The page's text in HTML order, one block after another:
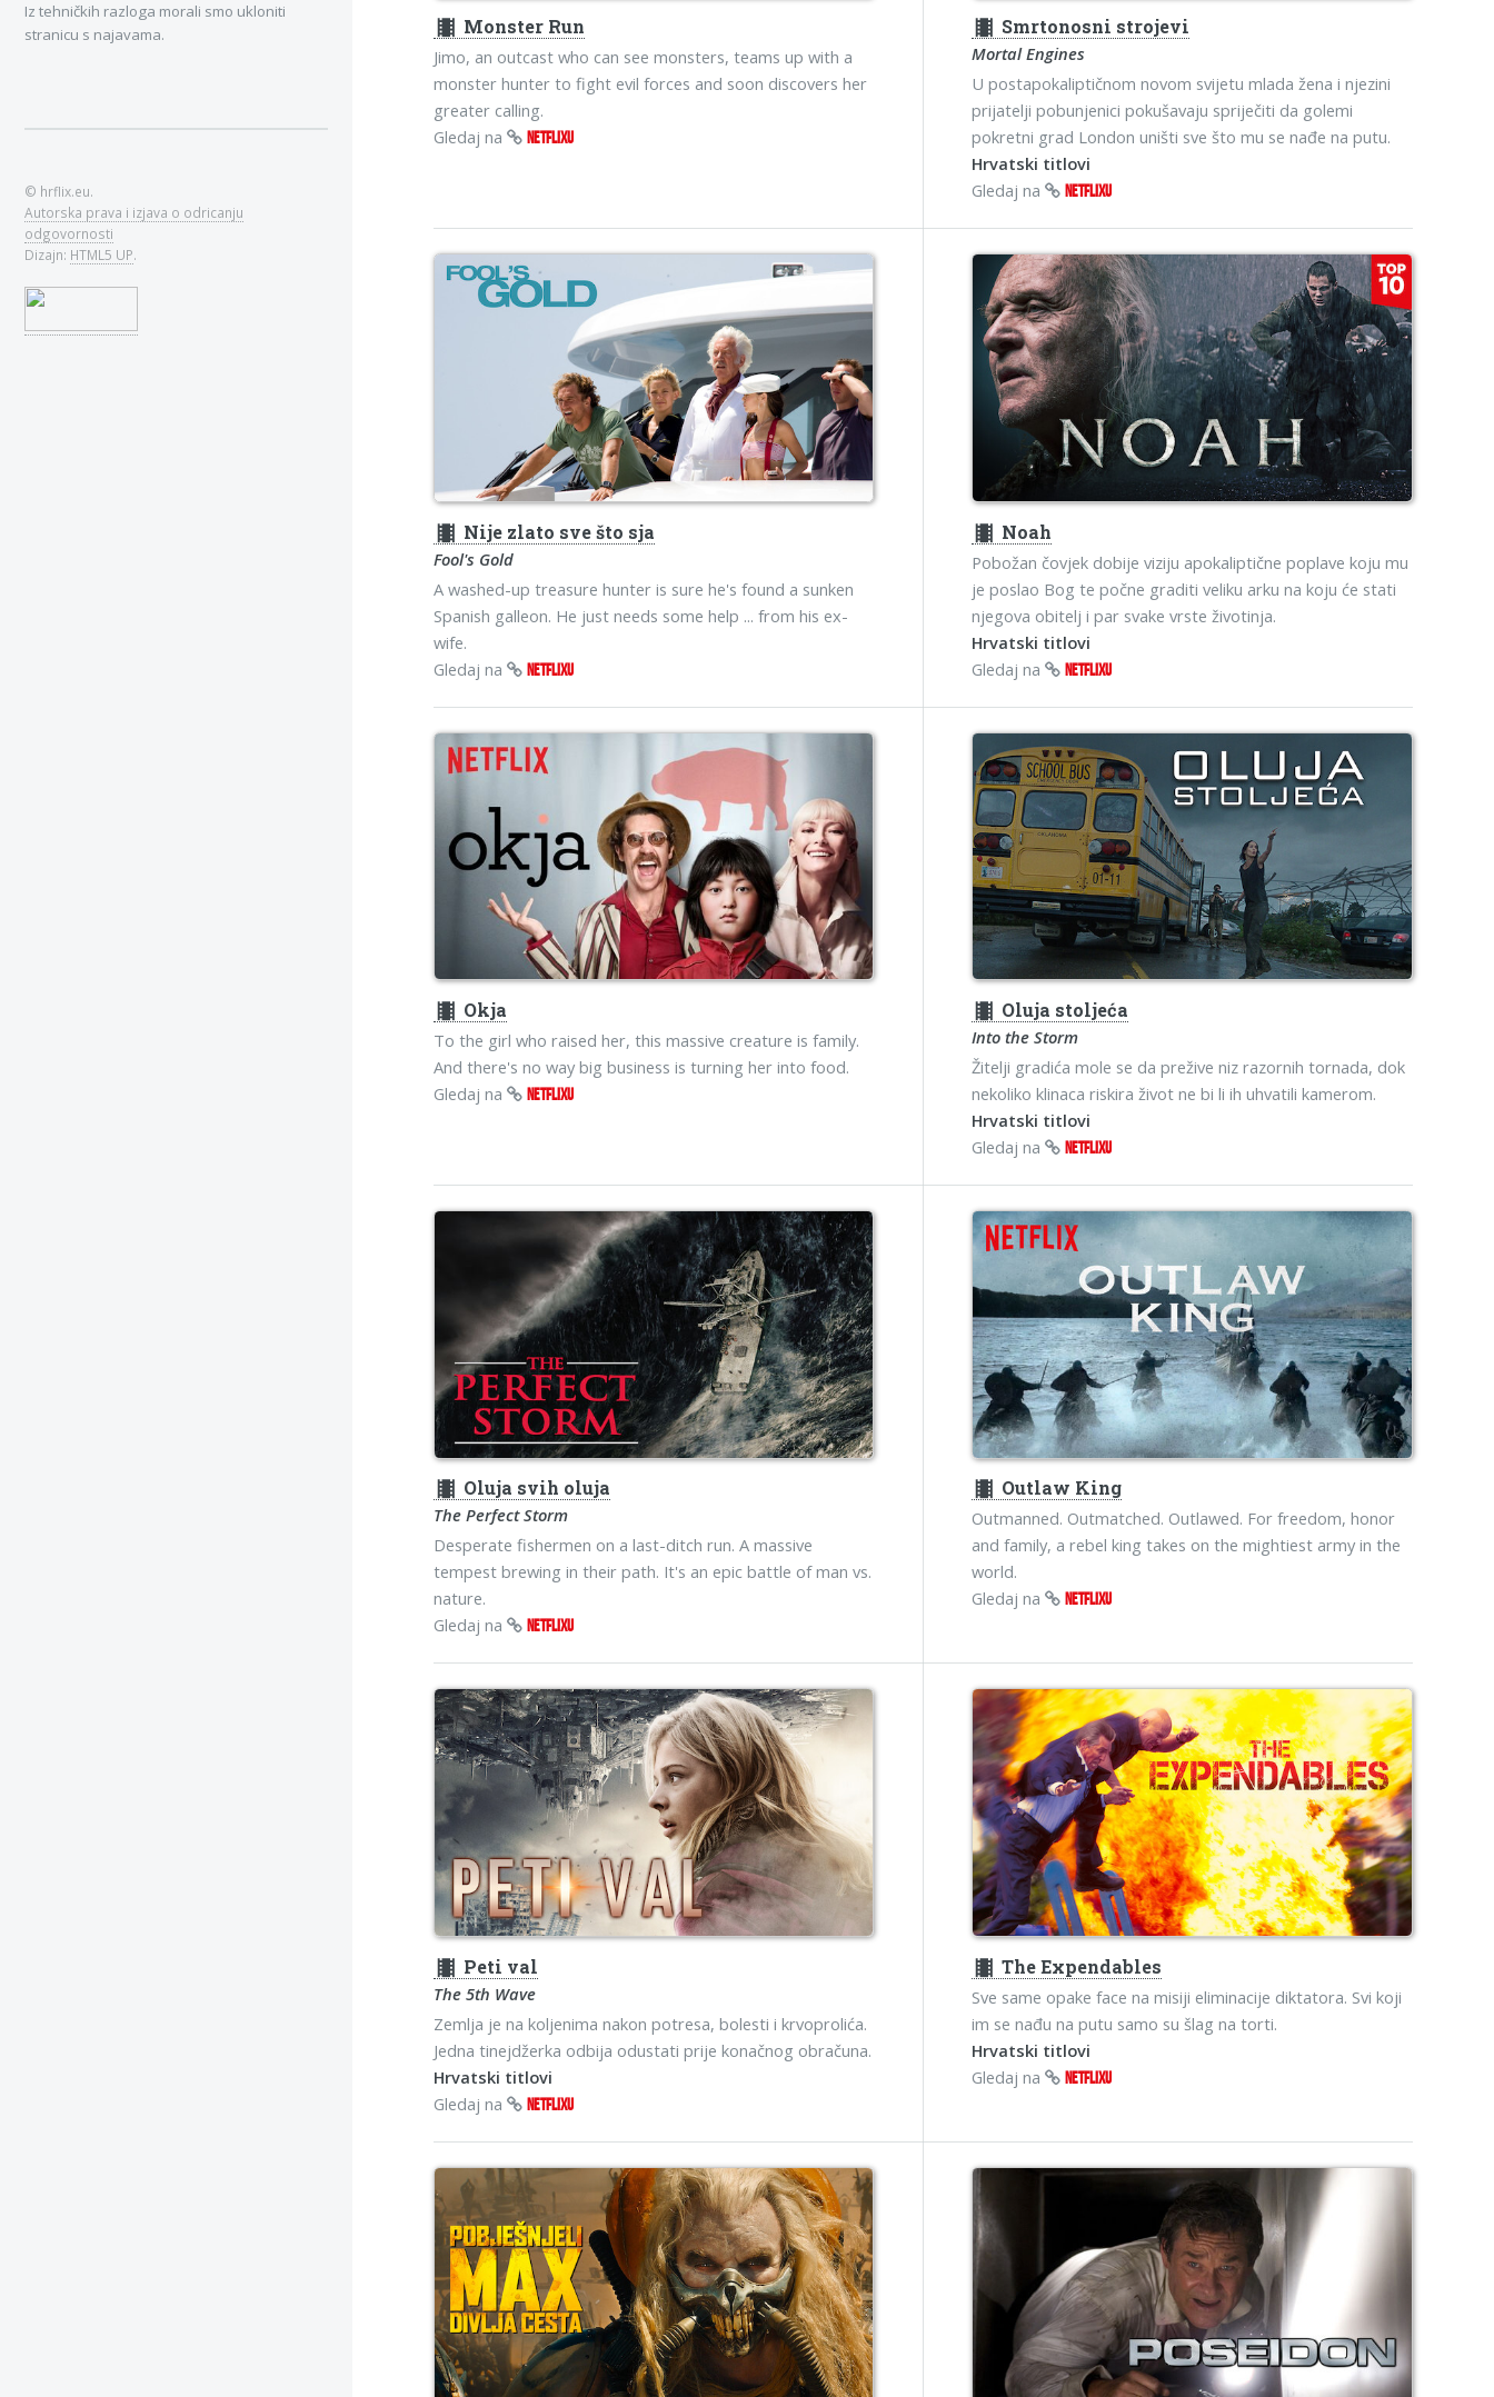
theaters Monster Run
Jimo, an outcast who can see monsters, teams up with a
monster hunter to fight evil forces and soon discovers her
greater calling.
Gledaj na
NETFLIXU
theaters Smrtonosni strojevi
Mortal Engines
U postapokaliptičnom novom svijetu mlada žena i njezini
prijatelji pobunjenici pokušavaju spriječiti da golemi
pokretni grad London uništi sve što mu se nađe na putu.
Hrvatski titlovi
Gledaj na
NETFLIXU
theaters Nije zlato sve što sja
Fool's Gold
A washed-up treasure hunter is sure he's found a sunken
Spanish galleon. He just needs some help ... from his ex-
wife.
Gledaj na
NETFLIXU
theaters Noah
Pobožan čovjek dobije viziju apokaliptične poplave koju mu
je poslao Bog te počne graditi veliku arku na koju će stati
njegova obitelj i par svake vrste životinja.
Hrvatski titlovi
Gledaj na
NETFLIXU
theaters Okja
To the girl who raised her, this massive creature is family.
And there's no way big business is turning her into food.
Gledaj na
NETFLIXU
theaters Oluja stoljeća
Into the Storm
Žitelji gradića mole se da prežive niz razornih tornada, dok
nekoliko klinaca riskira život ne bi li ih uhvatili kamerom.
Hrvatski titlovi
Gledaj na
NETFLIXU
theaters Oluja svih oluja
The Perfect Storm
Desperate fishermen on a last-ditch run. A massive
tempest brewing in their path. It's an epic battle of man vs.
nature.
Gledaj na
NETFLIXU
theaters Outlaw King
Outmanned. Outmatched. Outlawed. For freedom, honor
and family, a rebel king takes on the mightiest army in the
world.
Gledaj na
NETFLIXU
theaters Peti val
The 5th Wave
Zemlja je na koljenima nakon potresa, bolesti i krvoprolića.
Jedna tinejdžerka odbija odustati prije konačnog obračuna.
Hrvatski titlovi
Gledaj na
NETFLIXU
theaters The Expendables
Sve same opake face na misiji eliminacije diktatora. Svi koji
im se nađu na putu samo su šlag na torti.
Hrvatski titlovi
Gledaj na
NETFLIXU
Iz tehničkih razloga morali smo ukloniti
stranicu s najavama.
© hrflix.eu.
Autorska prava i izjava o odricanju
odgovornosti
Dizajn: HTML5 UP.